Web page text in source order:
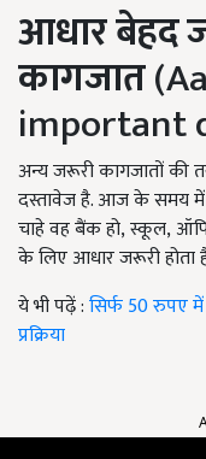
आधार बेहद
कागजात
important
अन्य जरूरी कागजातों की
दस्तावेज है. आज के समय में
चाहे वह बैंक हो, स्कूल,
के लिए आधार जरूरी होता
ये भी पढ़ें :सिर्फ 50 रुपए
प्रक्रिया